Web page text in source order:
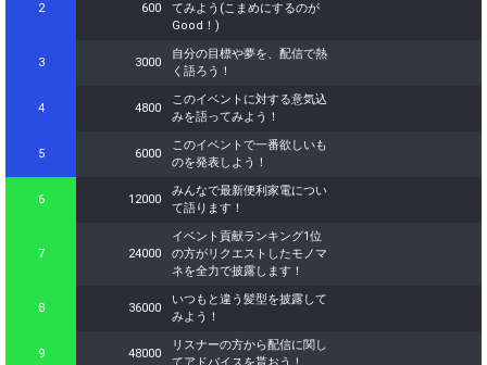
2 600
てみよう(こまめにするのが
Good！)
3 3000
自分の目標や夢を、配信で熱
く語ろう！
4 4800
このイベントに対する意気込
みを語ってみよう！
5 6000
このイベントで一番欲しいも
のを発表しよう！
6 12000
みんなで最新便利家電につい
て語ります！
7 24000
イベント貢献ランキング1位
の方がリクエストしたモノマ
ネを全力で披露します！
8 36000
いつもと違う髪型を披露して
みよう！
9 48000
リスナーの方から配信に関し